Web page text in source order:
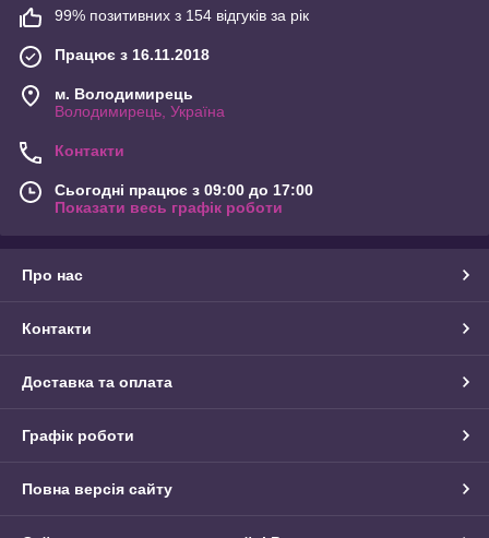
99% позитивних з 154 відгуків за рік
Працює з 16.11.2018
м. Володимирець
Володимирець, Україна
Контакти
Сьогодні працює з 09:00 до 17:00
Показати весь графік роботи
Про нас
Контакти
Доставка та оплата
Графік роботи
Повна версія сайту